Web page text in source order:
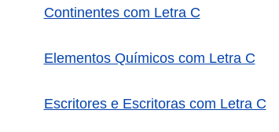
Continentes com Letra C
Elementos Químicos com Letra C
Escritores e Escritoras com Letra C